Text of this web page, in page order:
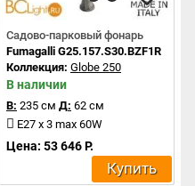
Садово-парковый фонарь
Fumagalli G25.157.S30.BZF1R
Коллекция: Globe 250
В наличии
В: 235 см Д: 62 см
E27 x 3 max 60W
Цена: 53 646 Р.
Купить